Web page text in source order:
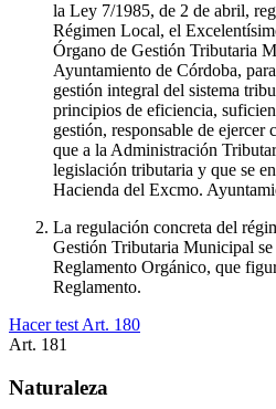
la Ley 7/1985, de 2 de abril,
Régimen Local, el
Órgano de Gestión Tributaria
Ayuntamiento de Córdoba,
gestión integral del sistema
principios de eficiencia,
gestión, responsable de ejercer
que a la Administración
legislación tributaria y que se
Hacienda del Excmo.
La regulación concreta del
Gestión Tributaria Municipal
Reglamento Orgánico, que
Reglamento.
Hacer test Art. 180
Art. 181
Naturaleza